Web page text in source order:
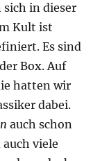
sich in dieser
Kult ist
Es sind
Box. Auf
hatten wir
dabei.
auch schon
viele